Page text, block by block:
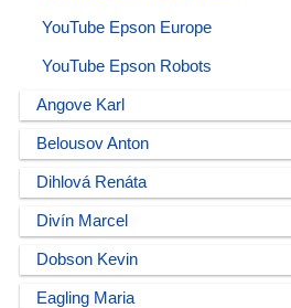
YouTube Epson Europe
YouTube Epson Robots
Angove Karl
Belousov Anton
Dihlová Renáta
Divín Marcel
Dobson Kevin
Eagling Maria